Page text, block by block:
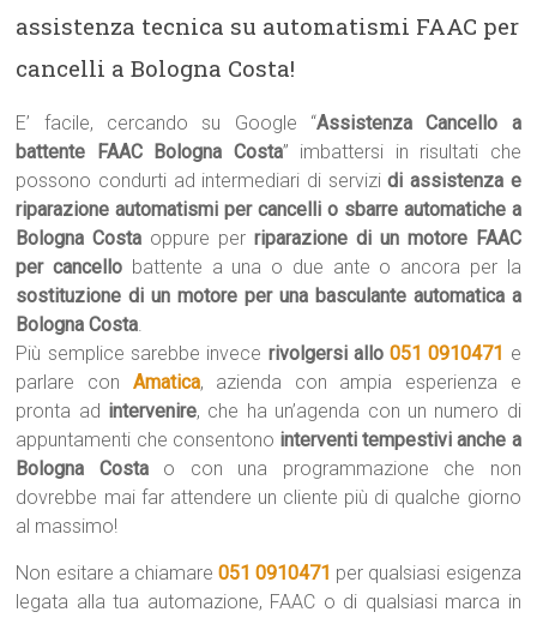
assistenza tecnica su automatismi FAAC per
cancelli a Bologna Costa!
E’ facile, cercando su Google “Assistenza Cancello a
battente FAAC Bologna Costa” imbattersi in risultati che
possono condurti ad intermediari di servizidi assistenza e
riparazione automatismi per cancelli o sbarre automatiche a
Bologna Costa oppure per riparazione di un motore FAAC
per cancello battente a una o due ante o ancora per la
sostituzione di un motore per una basculante automatica a
Bologna Costa.
Più semplice sarebbe invece rivolgersi allo051 0910471 e
parlare con Amatica, azienda con ampia esperienza e
pronta ad intervenire, che ha un’agenda con un numero di
appuntamenti che consentono interventi tempestivi anche a
Bologna Costa o con una programmazione che non
dovrebbe mai far attendere un cliente più di qualche giorno
al massimo!
Non esitare a chiamare 051 0910471 per qualsiasi esigenza
legata alla tua automazione, FAAC o di qualsiasi marca in